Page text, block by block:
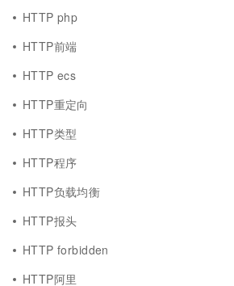
HTTP php
HTTP前端
HTTP ecs
HTTP重定向
HTTP类型
HTTP程序
HTTP负载均衡
HTTP报头
HTTP forbidden
HTTP阿里